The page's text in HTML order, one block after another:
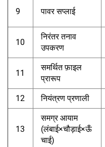
9 पावर सप्लाई
10
निरंतर तनाव
उपकरण
11
समर्थित फ़ाइल
प्रारूप
12 नियंत्रण प्रणाली
13
समग्र आयाम
(लंबाई×चौड़ाई×ऊँ
चाई)